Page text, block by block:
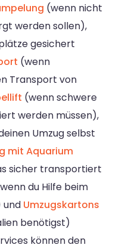
(wenn nicht
werden sollen),
gesichert
(wenn
Transport von
(wenn schwere
werden müssen),
Umzug selbst
mit Aquarium
sicher transportiert
du Hilfe beim
und Umzugskartons
benötigst)
können den